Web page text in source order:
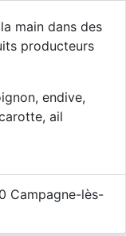
main dans des
producteurs
endive,
ail
Campagne-lès-